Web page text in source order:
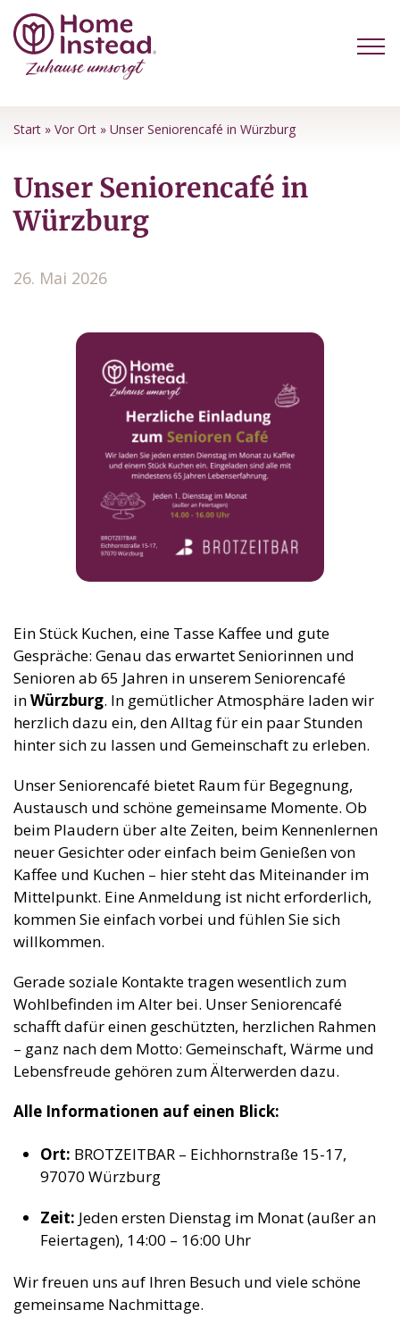
Start » Vor Ort » Unser Seniorencafé in Würzburg
Unser Seniorencafé in
Würzburg
26. Mai 2026
Ein Stück Kuchen, eine Tasse Kaffee und gute
Gespräche: Genau das erwartet Seniorinnen und
Senioren ab 65 Jahren in unserem Seniorencafé
inWürzburg. In gemütlicher Atmosphäre laden wir
herzlich dazu ein, den Alltag für ein paar Stunden
hinter sich zu lassen und Gemeinschaft zu erleben.
Unser Seniorencafé bietet Raum für Begegnung,
Austausch und schöne gemeinsame Momente. Ob
beim Plaudern über alte Zeiten, beim Kennenlernen
neuer Gesichter oder einfach beim Genießen von
Kaffee und Kuchen – hier steht das Miteinander im
Mittelpunkt. Eine Anmeldung ist nicht erforderlich,
kommen Sie einfach vorbei und fühlen Sie sich
willkommen.
Gerade soziale Kontakte tragen wesentlich zum
Wohlbefinden im Alter bei. Unser Seniorencafé
schafft dafür einen geschützten, herzlichen Rahmen
– ganz nach dem Motto: Gemeinschaft, Wärme und
Lebensfreude gehören zum Älterwerden dazu.
Alle Informationen auf einen Blick:
Ort: BROTZEITBAR – Eichhornstraße 15-17,
97070 Würzburg
Zeit: Jeden ersten Dienstag im Monat (außer an
Feiertagen), 14:00 – 16:00 Uhr
Wir freuen uns auf Ihren Besuch und viele schöne
gemeinsame Nachmittage.